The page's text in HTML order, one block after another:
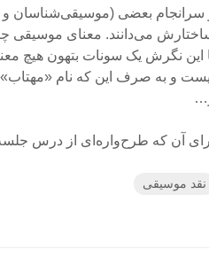
سرانجام بعضی (موسیقی‌شناسان و
این نگرش یک سونات بتهون هیچ
و به صرف این که نام «مهتاب»
آن که طرح‌واره‌ای از درس جلسه‌ی
نقد موسیقی